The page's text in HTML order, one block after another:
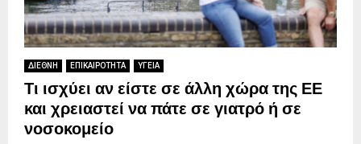
ΔΙΕΘΝΗ ΕΠΙΚΑΙΡΟΤΗΤΑ ΥΓΕΙΑ
Τι ισχύει αν είστε σε άλλη χώρα της ΕΕ
και χρειαστεί να πάτε σε γιατρό ή σε
νοσοκομείο